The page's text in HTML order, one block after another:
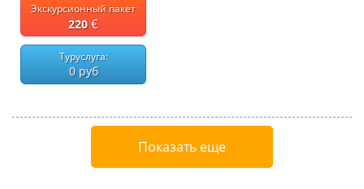
Экскурсионный пакет
220€
Туруслуга:
0 руб
Показать еще